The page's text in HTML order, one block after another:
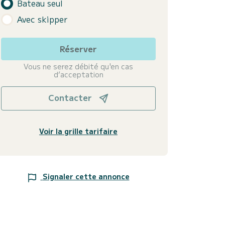
Bateau seul
Avec skipper
Réserver
Vous ne serez débité qu'en cas
d’acceptation
Contacter
Voir la grille tarifaire
Signaler cette annonce